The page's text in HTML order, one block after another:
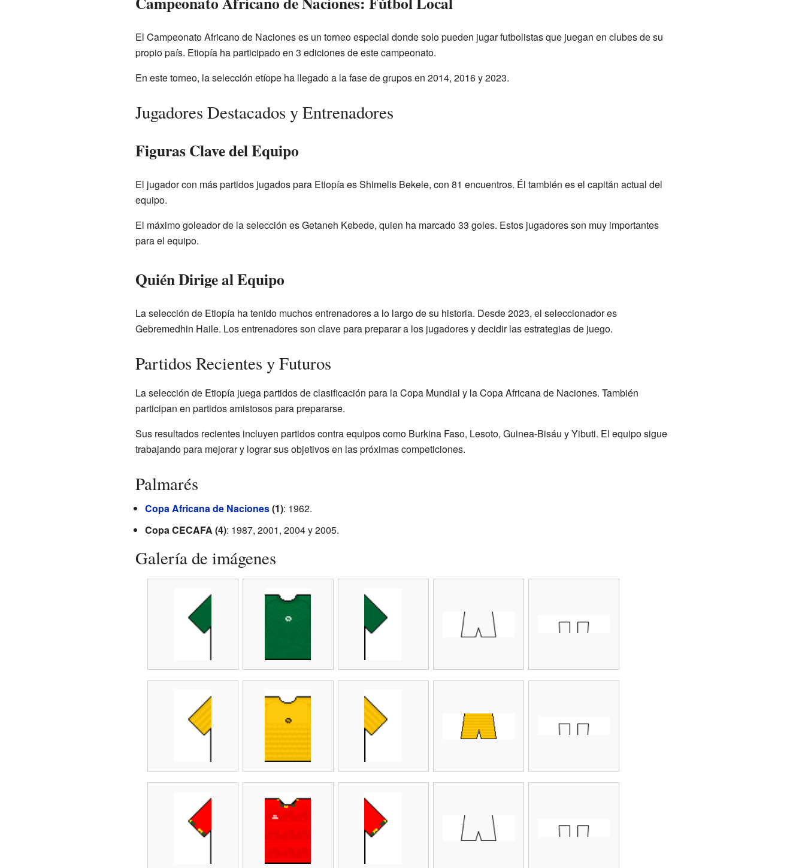
El Campeonato Africano de Naciones es un torneo especial donde solo pueden jugar futbolistas que juegan en clubes de su
propio país. Etiopía ha participado en 3 ediciones de este campeonato.
En este torneo, la selección etíope ha llegado a la fase de grupos en 2014, 2016 y 2023.
Jugadores Destacados y Entrenadores
Figuras Clave del Equipo
El jugador con más partidos jugados para Etiopía es Shimelis Bekele, con 81 encuentros. Él también es el capitán actual del
equipo.
El máximo goleador de la selección es Getaneh Kebede, quien ha marcado 33 goles. Estos jugadores son muy importantes
para el equipo.
Quién Dirige al Equipo
La selección de Etiopía ha tenido muchos entrenadores a lo largo de su historia. Desde 2023, el seleccionador es
Gebremedhin Haile. Los entrenadores son clave para preparar a los jugadores y decidir las estrategias de juego.
Partidos Recientes y Futuros
La selección de Etiopía juega partidos de clasificación para la Copa Mundial y la Copa Africana de Naciones. También
participan en partidos amistosos para prepararse.
Sus resultados recientes incluyen partidos contra equipos como Burkina Faso, Lesoto, Guinea-Bisáu y Yibuti. El equipo sigue
trabajando para mejorar y lograr sus objetivos en las próximas competiciones.
Palmarés
Copa Africana de Naciones(1): 1962.
Copa CECAFA (4): 1987, 2001, 2004 y 2005.
Galería de imágenes